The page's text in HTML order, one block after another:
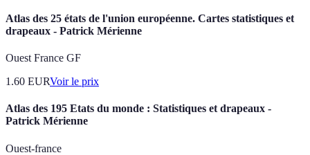
Atlas des 25 états de l'union européenne. Cartes statistiques et
drapeaux - Patrick Mérienne
Ouest France GF
1.60 EURVoir le prix
Atlas des 195 Etats du monde : Statistiques et drapeaux -
Patrick Mérienne
Ouest-france